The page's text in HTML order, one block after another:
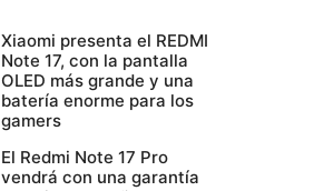
Xiaomi presenta el REDMI
Note 17, con la pantalla
OLED más grande y una
batería enorme para los
gamers
El Redmi Note 17 Pro
vendrá con una garantía